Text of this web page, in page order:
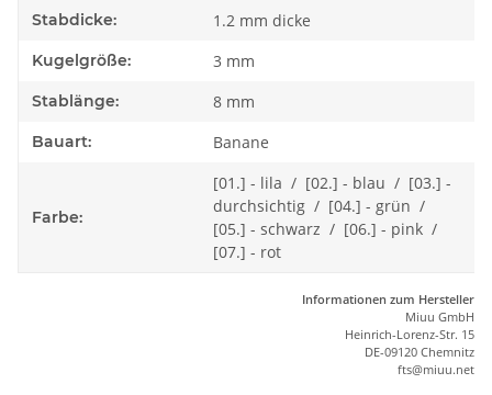
Stabdicke: 1.2 mm dicke
Kugelgröße: 3 mm
Stablänge: 8 mm
Bauart: Banane
Farbe:
[01.] - lila / [02.] - blau / [03.] -
durchsichtig / [04.] - grün /
[05.] - schwarz / [06.] - pink /
[07.] - rot
Informationen zum Hersteller
Miuu GmbH
Heinrich-Lorenz-Str. 15
DE-09120 Chemnitz
fts@miuu.net